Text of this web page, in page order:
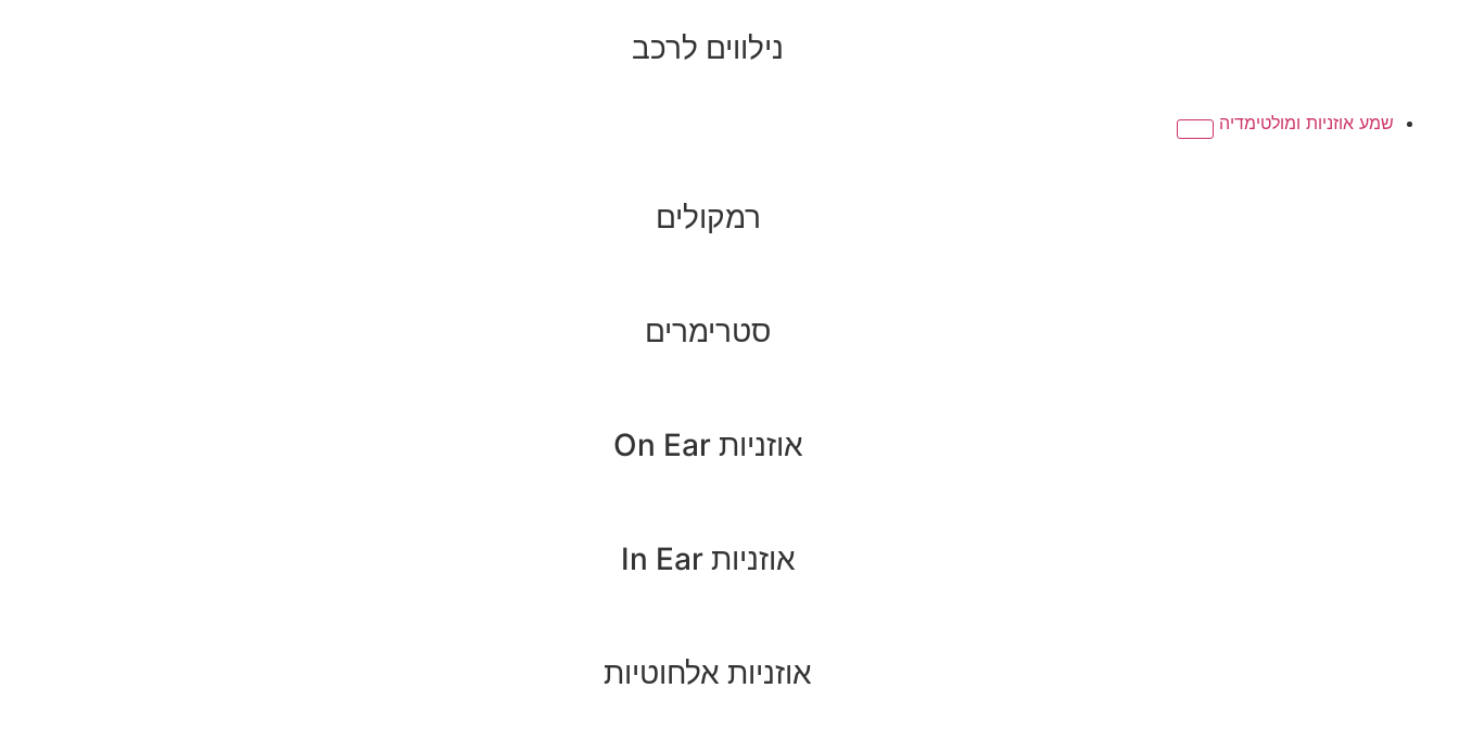
נילווים לרכב
שמע אוזניות ומולטימדיה
רמקולים
סטרימרים
אוזניות On Ear
אוזניות In Ear
אוזניות אלחוטיות